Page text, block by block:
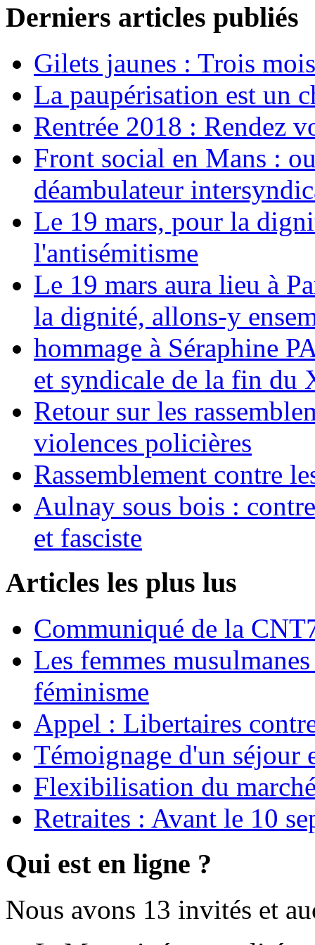
Derniers articles publiés
Gilets jaunes : Trois
La paupérisation est un
Rentrée 2018 : Rendez
Front social en Mans :
déambulateur
Le 19 mars, pour la
l'antisémitisme
Le 19 mars aura lieu à
la dignité, allons-y
hommage à Séraphine
et syndicale de la fin du
Retour sur les
violences policières
Rassemblement contre
Aulnay sous bois :
et fasciste
Articles les plus lus
Communiqué de la
Les femmes
féminisme
Appel : Libertaires
Témoignage d'un séjour
Flexibilisation du
Retraites : Avant le 10
Qui est en ligne ?
Nous avons 13 invités et